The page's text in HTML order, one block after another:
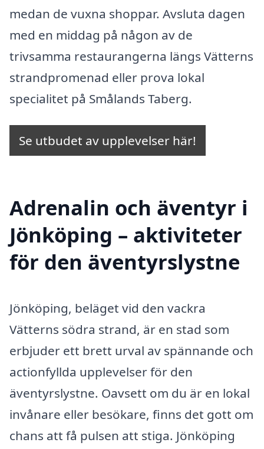
medan de vuxna shoppar. Avsluta dagen
med en middag på någon av de
trivsamma restaurangerna längs Vätterns
strandpromenad eller prova lokal
specialitet på Smålands Taberg.
Se utbudet av upplevelser här!
Adrenalin och äventyr i
Jönköping – aktiviteter
för den äventyrslystne
Jönköping, beläget vid den vackra
Vätterns södra strand, är en stad som
erbjuder ett brett urval av spännande och
actionfyllda upplevelser för den
äventyrslystne. Oavsett om du är en lokal
invånare eller besökare, finns det gott om
chans att få pulsen att stiga. Jönköping